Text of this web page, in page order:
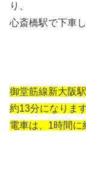
り、
心斎橋駅で下車し
御堂筋線新大阪
約13分になります
電車は、1時間に